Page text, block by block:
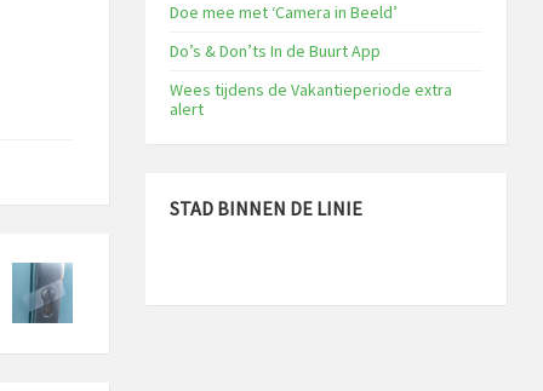
Doe mee met ‘Camera in Beeld’
Do’s & Don’ts In de Buurt App
Wees tijdens de Vakantieperiode extra
alert
STAD BINNEN DE LINIE